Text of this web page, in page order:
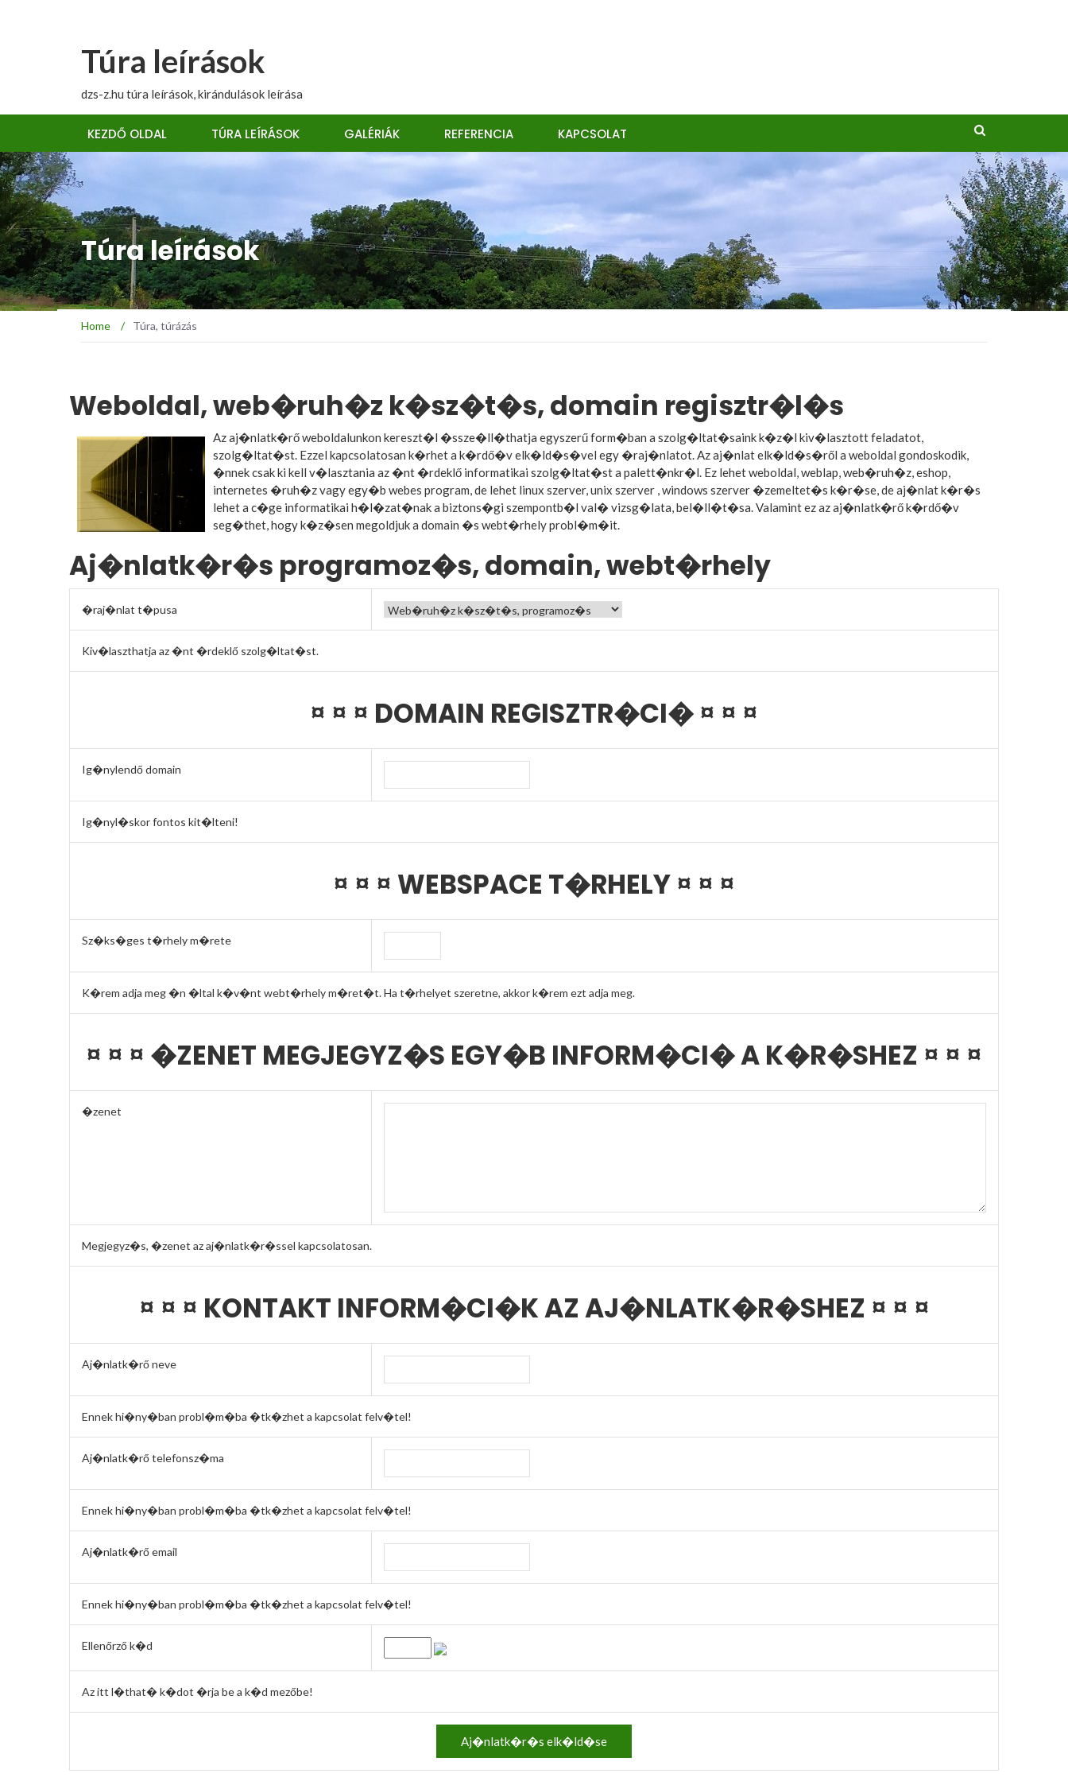
Túra leírások
dzs-z.hu túra leírások, kirándulások leírása
KEZDŐ OLDAL TÚRA LEÍRÁSOK GALÉRIÁK REFERENCIA KAPCSOLAT
Túra leírások
Home / Túra, túrázás
Weboldal, web�ruh�z k�sz�t�s, domain regisztr�l�s
Az aj�nlatk�rő weboldalunkon kereszt�l �ssze�ll�thatja egyszerű form�ban a szolg�ltat�saink k�z�l kiv�lasztott feladatot,
szolg�ltat�st. Ezzel kapcsolatosan k�rhet a k�rdő�v elk�ld�s�vel egy �raj�nlatot. Az aj�nlat elk�ld�s�ről a weboldal gondoskodik,
�nnek csak ki kell v�lasztania az �nt �rdeklő informatikai szolg�ltat�st a palett�nkr�l. Ez lehet weboldal, weblap, web�ruh�z, eshop,
internetes �ruh�z vagy egy�b webes program, de lehet linux szerver, unix szerver , windows szerver �zemeltet�s k�r�se, de aj�nlat k�r�s
lehet a c�ge informatikai h�l�zat�nak a biztons�gi szempontb�l val� vizsg�lata, bel�ll�t�sa. Valamint ez az aj�nlatk�rő k�rdő�v
seg�thet, hogy k�z�sen megoldjuk a domain �s webt�rhely probl�m�it.
Aj�nlatk�r�s programoz�s, domain, webt�rhely
�raj�nlat t�pusa
Kiv�laszthatja az �nt �rdeklő szolg�ltat�st.
¤ ¤ ¤ DOMAIN REGISZTR�CI� ¤ ¤ ¤
Ig�nylendő domain
Ig�nyl�skor fontos kit�lteni!
¤ ¤ ¤ WEBSPACE T�RHELY ¤ ¤ ¤
Sz�ks�ges t�rhely m�rete
K�rem adja meg �n �ltal k�v�nt webt�rhely m�ret�t. Ha t�rhelyet szeretne, akkor k�rem ezt adja meg.
¤ ¤ ¤ �ZENET MEGJEGYZ�S EGY�B INFORM�CI� A K�R�SHEZ ¤ ¤ ¤
�zenet
Megjegyz�s, �zenet az aj�nlatk�r�ssel kapcsolatosan.
¤ ¤ ¤ KONTAKT INFORM�CI�K AZ AJ�NLATK�R�SHEZ ¤ ¤ ¤
Aj�nlatk�rő neve
Ennek hi�ny�ban probl�m�ba �tk�zhet a kapcsolat felv�tel!
Aj�nlatk�rő telefonsz�ma
Ennek hi�ny�ban probl�m�ba �tk�zhet a kapcsolat felv�tel!
Aj�nlatk�rő email
Ennek hi�ny�ban probl�m�ba �tk�zhet a kapcsolat felv�tel!
Ellenőrző k�d
Az itt l�that� k�dot �rja be a k�d mezőbe!